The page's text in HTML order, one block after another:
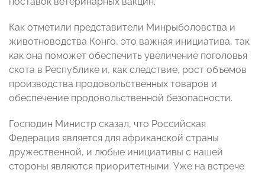
Как отметили представители Минрыболовства и
животноводства Конго, это важная инициатива, так
как она поможет обеспечить увеличение поголовья
скота в Республике и, как следствие, рост объемов
производства продовольственных товаров и
обеспечение продовольственной безопасности.
Господин Министр сказал, что Российская
Федерация является для африканской страны
дружественной, и любые инициативы с нашей
стороны являются приоритетными. Уже на встрече